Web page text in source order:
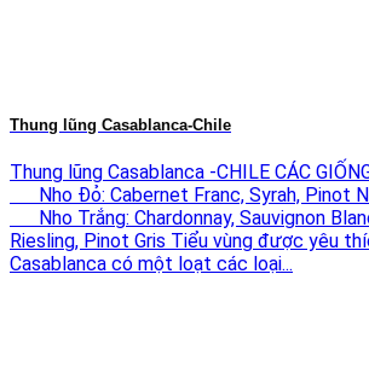
Thung lũng Casablanca-Chile
Thung lũng Casablanca -CHILE CÁC
Nho Đỏ: Cabernet Franc, Syrah, Pinot
Nho Trắng: Chardonnay, Sauvignon
Riesling, Pinot Gris Tiểu vùng được yêu
Casablanca có một loạt các loại...